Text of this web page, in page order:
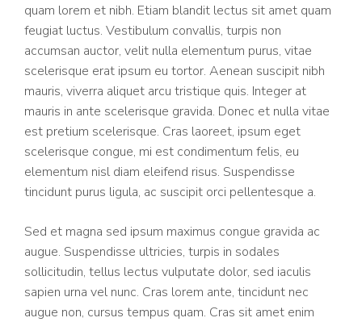
quam lorem et nibh. Etiam blandit lectus sit amet quam
feugiat luctus. Vestibulum convallis, turpis non
accumsan auctor, velit nulla elementum purus, vitae
scelerisque erat ipsum eu tortor. Aenean suscipit nibh
mauris, viverra aliquet arcu tristique quis. Integer at
mauris in ante scelerisque gravida. Donec et nulla vitae
est pretium scelerisque. Cras laoreet, ipsum eget
scelerisque congue, mi est condimentum felis, eu
elementum nisl diam eleifend risus. Suspendisse
tincidunt purus ligula, ac suscipit orci pellentesque a.
Sed et magna sed ipsum maximus congue gravida ac
augue. Suspendisse ultricies, turpis in sodales
sollicitudin, tellus lectus vulputate dolor, sed iaculis
sapien urna vel nunc. Cras lorem ante, tincidunt nec
augue non, cursus tempus quam. Cras sit amet enim